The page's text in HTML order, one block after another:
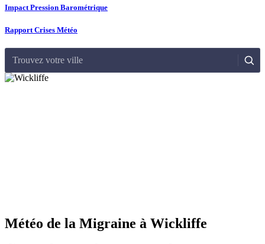
Impact Pression Barométrique
Rapport Crises Météo
Trouvez votre ville
Météo de la Migraine à Wickliffe